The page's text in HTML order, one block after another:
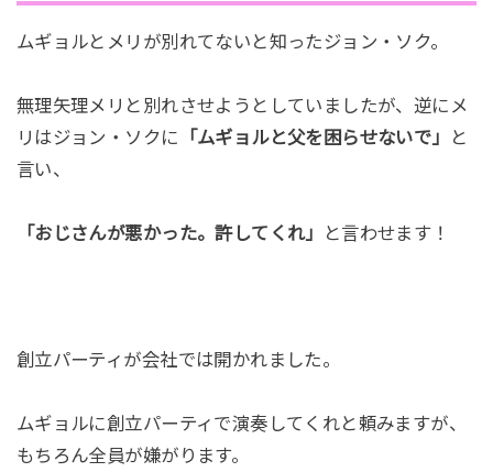
ムギョルとメリが別れてないと知ったジョン・ソク。
無理矢理メリと別れさせようとしていましたが、逆にメ
リはジョン・ソクに 「ムギョルと父を困らせないで」
と
言い、
「おじさんが悪かった。許してくれ」 と言わせます！
創立パーティが会社では開かれました。
ムギョルに創立パーティで演奏してくれと頼みますが、
もちろん全員が嫌がります。